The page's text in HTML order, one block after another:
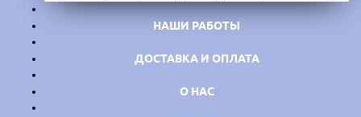
НАШИ РАБОТЫ
ДОСТАВКА И ОПЛАТА
О НАС